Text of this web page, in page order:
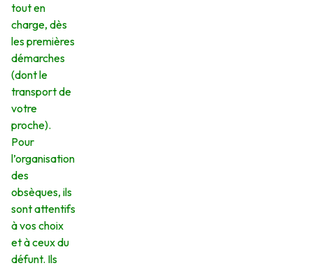
tout en
charge, dès
les premières
démarches
(dont le
transport de
votre
proche).
Pour
l’organisation
des
obsèques, ils
sont attentifs
à vos choix
et à ceux du
défunt. Ils